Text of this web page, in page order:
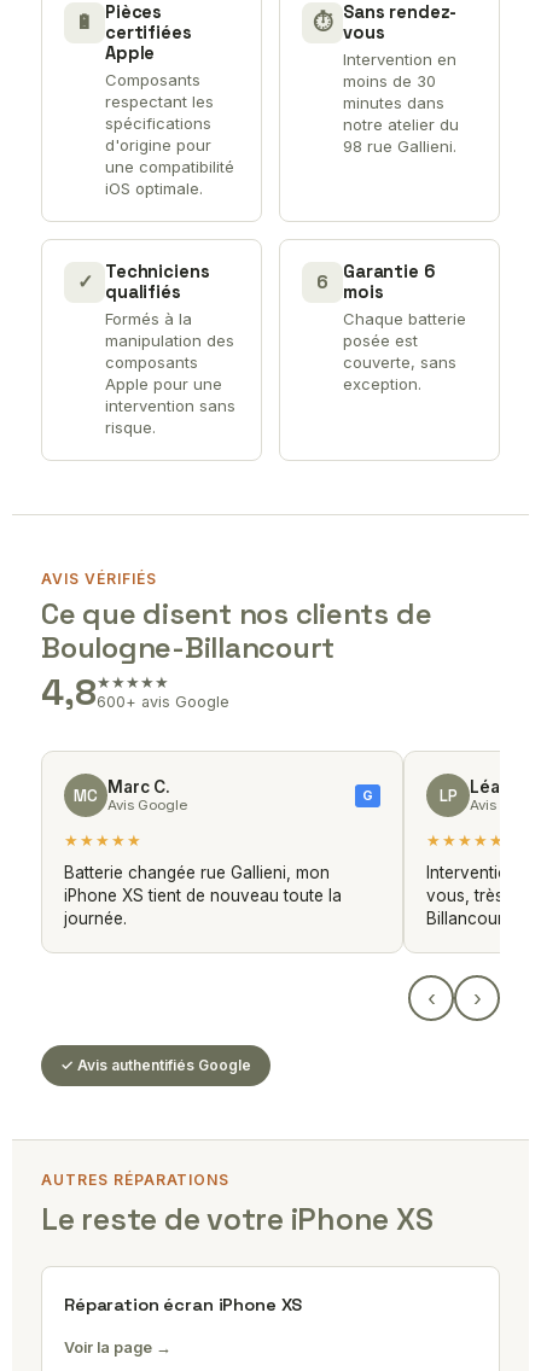
🔋
Pièces
certifiées
Apple
Composants
respectant les
spécifications
d'origine pour
une compatibilité
iOS optimale.
⏱ Sans rendez-
vous
Intervention en
moins de 30
minutes dans
notre atelier du
98 rue Gallieni.
✓
Techniciens
qualifiés
Formés à la
manipulation des
composants
Apple pour une
intervention sans
risque.
6
Garantie 6
mois
Chaque batterie
posée est
couverte, sans
exception.
AVIS VÉRIFIÉS
Ce que disent nos clients de
Boulogne-Billancourt
4,8★★★★★
600+ avis Google
MC Marc C.
Avis Google
G
★★★★★
Batterie changée rue Gallieni, mon
iPhone XS tient de nouveau toute la
journée.
LP Léa P.
Avis
★★★★★
Intervention
vous, très
Billancourt.
‹ ›
✓ Avis authentifiés Google
AUTRES RÉPARATIONS
Le reste de votre iPhone XS
Réparation écran iPhone XS
Voir la page →